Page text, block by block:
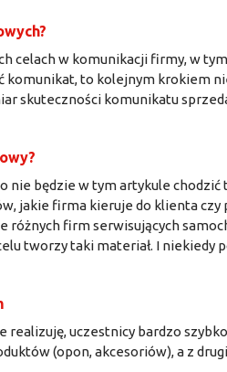
celach w komunikacji firmy, w
komunikat, to kolejnym krokiem
skuteczności komunikatu
nie będzie w tym artykule
jakie firma kieruje do klienta
firm serwisujących
tworzy taki materiał. I niekiedy
realizuję, uczestnicy bardzo
(opon, akcesoriów), a z